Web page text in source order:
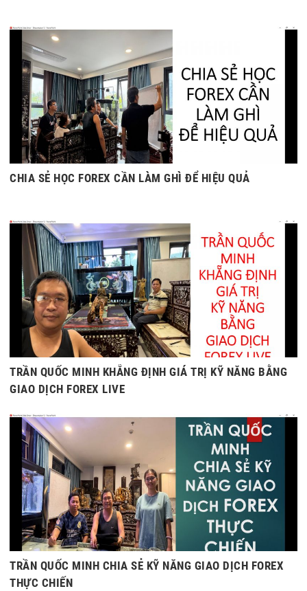
CHIA SẺ HỌC FOREX CẦN LÀM GHÌ ĐỂ HIỆU QUẢ
TRẦN QUỐC MINH KHẴNG ĐỊNH GIÁ TRỊ KỸ NĂNG BẰNG
GIAO DỊCH FOREX LIVE
TRẦN QUỐC MINH CHIA SẺ KỸ NĂNG GIAO DỊCH FOREX
THỰC CHIẾN